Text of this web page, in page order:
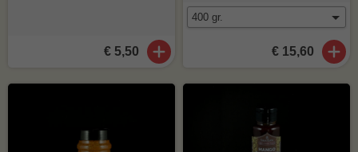
€ 5,50 € 15,60